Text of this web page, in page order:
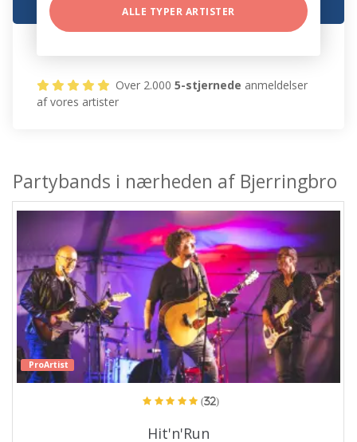
ALLE TYPER ARTISTER
Over 2.0005-stjernede anmeldelser
af vores artister
Partybands i nærheden af Bjerringbro
ProArtist
(32)
Hit'n'Run